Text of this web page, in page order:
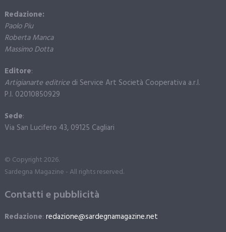
Redazione:
Paolo Piu
Roberta Manca
Massimo Dotta
Editore:
Artigianarte editricedi Service Art Società Cooperativa a.r.l.
P.I. 02010850929
Sede:
Via San Lucifero 43, 09125 Cagliari
© Copyright 2026.
Sardegna Magazine - All rights reserved.
Contatti e pubblicità
Redazione: redazione@sardegnamagazine.net